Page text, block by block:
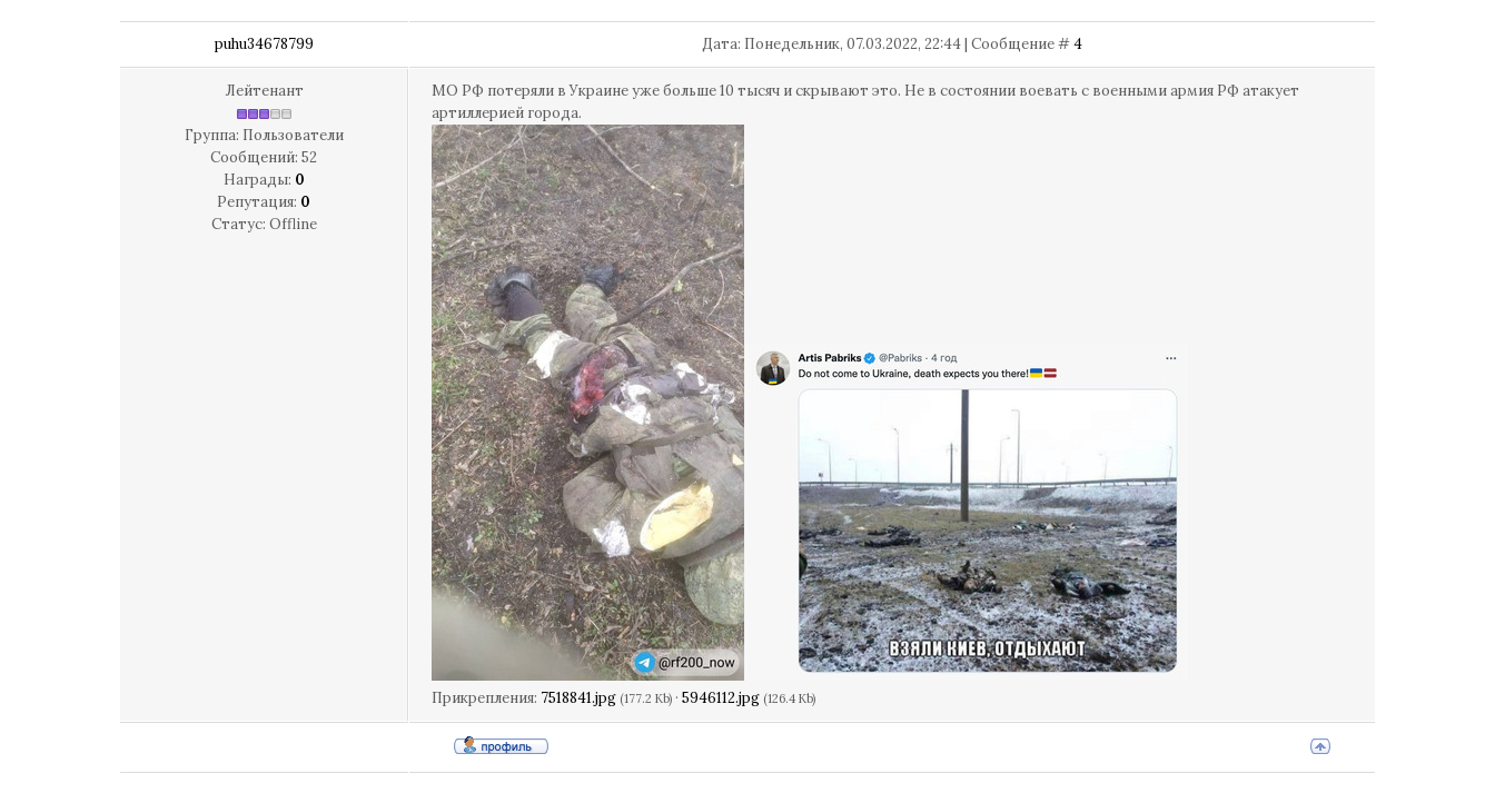
puhu34678799 Дата: Понедельник, 07.03.2022, 22:44 | Сообщение #4
Лейтенант
Группа: Пользователи
Сообщений: 52
Награды: 0
Репутация: 0
Статус: Offline
МО РФ потеряли в Украине уже больше 10 тысяч и скрывают это. Не в состоянии воевать с военными армия РФ атакует
артиллерией города.
Прикрепления: 7518841.jpg (177.2 Kb) · 5946112.jpg (126.4 Kb)